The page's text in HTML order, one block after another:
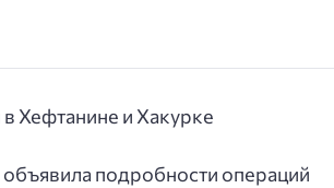
подробности операций